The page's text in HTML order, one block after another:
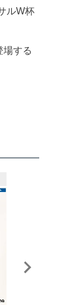
ルW杯
場する